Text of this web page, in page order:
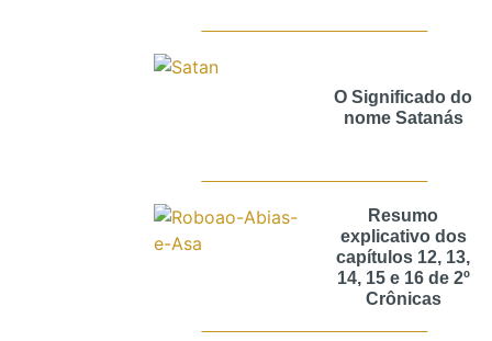
O Significado do
nome Satanás
Resumo
explicativo dos
capítulos 12, 13,
14, 15 e 16 de 2º
Crônicas